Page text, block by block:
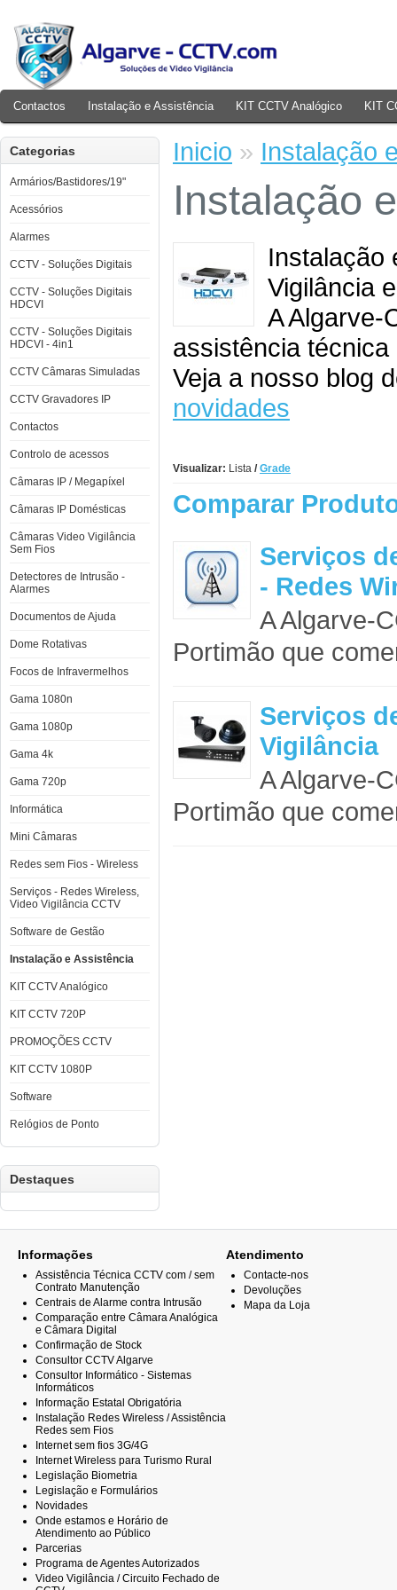
Contactos Instalação e Assistência KIT CCTV Analógico KIT
Categorias
Armários/Bastidores/19"
Acessórios
Alarmes
CCTV - Soluções Digitais
CCTV - Soluções Digitais
HDCVI
CCTV - Soluções Digitais
HDCVI - 4in1
CCTV Câmaras Simuladas
CCTV Gravadores IP
Contactos
Controlo de acessos
Câmaras IP / Megapíxel
Câmaras IP Domésticas
Câmaras Video Vigilância
Sem Fios
Detectores de Intrusão -
Alarmes
Documentos de Ajuda
Dome Rotativas
Focos de Infravermelhos
Gama 1080n
Gama 1080p
Gama 4k
Gama 720p
Informática
Mini Câmaras
Redes sem Fios - Wireless
Serviços - Redes Wireless,
Video Vigilância CCTV
Software de Gestão
Instalação e Assistência
KIT CCTV Analógico
KIT CCTV 720P
PROMOÇÕES CCTV
KIT CCTV 1080P
Software
Relógios de Ponto
Destaques
Inicio » Instalação
Instalação
Instalação
Vigilância
A Algarve-
assistência
Veja a nosso blog
novidades
Visualizar: Lista / Grade
Comparar
Serviços
- Redes
A Algarve-
Portimão que
Serviços
Vigilância
A Algarve-
Portimão que
Informações
Assistência Técnica CCTV com / sem
Contrato Manutenção
Centrais de Alarme contra Intrusão
Comparação entre Câmara Analógica
e Câmara Digital
Confirmação de Stock
Consultor CCTV Algarve
Consultor Informático - Sistemas
Informáticos
Informação Estatal Obrigatória
Instalação Redes Wireless / Assistência
Redes sem Fios
Internet sem fios 3G/4G
Internet Wireless para Turismo Rural
Legislação Biometria
Legislação e Formulários
Novidades
Onde estamos e Horário de
Atendimento ao Público
Parcerias
Programa de Agentes Autorizados
Video Vigilância / Circuito Fechado de
Atendimento
Contacte-nos
Devoluções
Mapa da Loja